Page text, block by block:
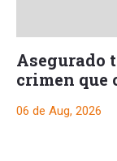
Asegurado
crimen que
06 de Aug, 2026